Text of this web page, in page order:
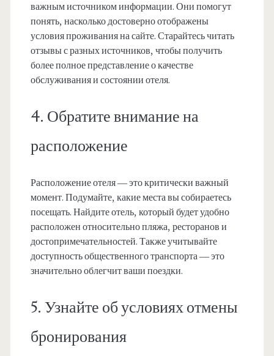
важным источником информации. Они помогут
понять, насколько достоверно отображены
условия проживания на сайте. Старайтесь читать
отзывы с разных источников, чтобы получить
более полное представление о качестве
обслуживания и состоянии отеля.
4. Обратите внимание на
расположение
Расположение отеля — это критически важный
момент. Подумайте, какие места вы собираетесь
посещать. Найдите отель, который будет удобно
расположен относительно пляжа, ресторанов и
достопримечательностей. Также учитывайте
доступность общественного транспорта — это
значительно облегчит ваши поездки.
5. Узнайте об условиях отмены
бронирования